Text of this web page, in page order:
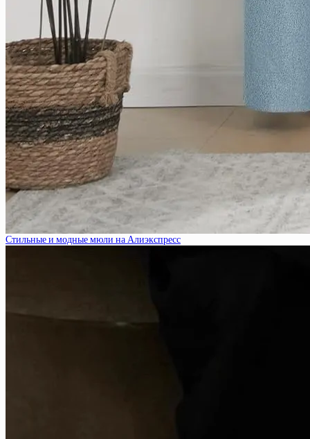
Стильные и модные мюли на Алиэкспресс